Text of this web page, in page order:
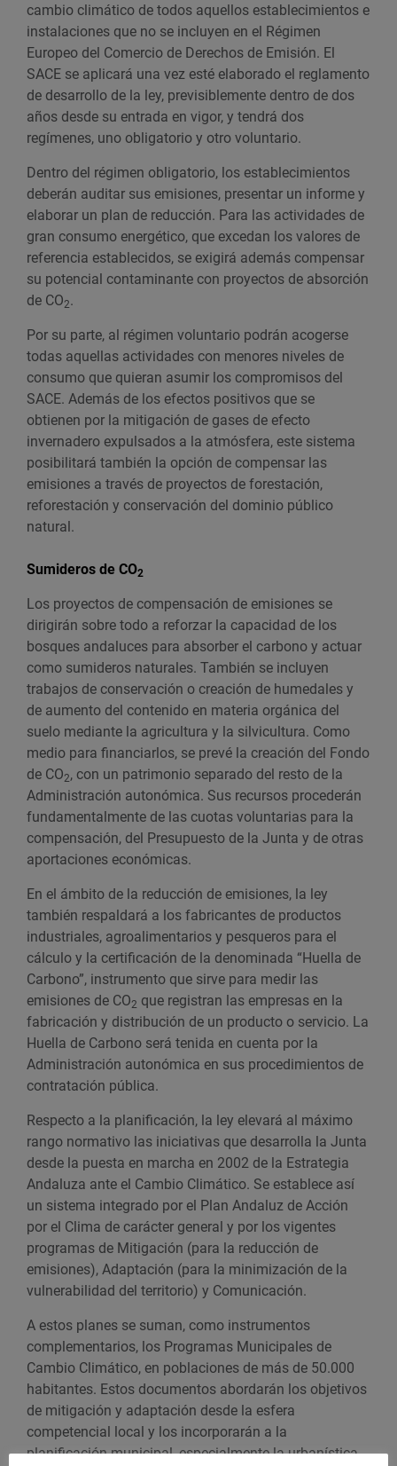
cambio climático de todos aquellos establecimientos e
instalaciones que no se incluyen en el Régimen
Europeo del Comercio de Derechos de Emisión. El
SACE se aplicará una vez esté elaborado el reglamento
de desarrollo de la ley, previsiblemente dentro de dos
años desde su entrada en vigor, y tendrá dos
regímenes, uno obligatorio y otro voluntario.
Dentro del régimen obligatorio, los establecimientos
deberán auditar sus emisiones, presentar un informe y
elaborar un plan de reducción. Para las actividades de
gran consumo energético, que excedan los valores de
referencia establecidos, se exigirá además compensar
su potencial contaminante con proyectos de absorción
de CO2.
Por su parte, al régimen voluntario podrán acogerse
todas aquellas actividades con menores niveles de
consumo que quieran asumir los compromisos del
SACE. Además de los efectos positivos que se
obtienen por la mitigación de gases de efecto
invernadero expulsados a la atmósfera, este sistema
posibilitará también la opción de compensar las
emisiones a través de proyectos de forestación,
reforestación y conservación del dominio público
natural.
Sumideros de CO2
Los proyectos de compensación de emisiones se
dirigirán sobre todo a reforzar la capacidad de los
bosques andaluces para absorber el carbono y actuar
como sumideros naturales. También se incluyen
trabajos de conservación o creación de humedales y
de aumento del contenido en materia orgánica del
suelo mediante la agricultura y la silvicultura. Como
medio para financiarlos, se prevé la creación del Fondo
de CO2, con un patrimonio separado del resto de la
Administración autonómica. Sus recursos procederán
fundamentalmente de las cuotas voluntarias para la
compensación, del Presupuesto de la Junta y de otras
aportaciones económicas.
En el ámbito de la reducción de emisiones, la ley
también respaldará a los fabricantes de productos
industriales, agroalimentarios y pesqueros para el
cálculo y la certificación de la denominada “Huella de
Carbono”, instrumento que sirve para medir las
emisiones de CO2 que registran las empresas en la
fabricación y distribución de un producto o servicio. La
Huella de Carbono será tenida en cuenta por la
Administración autonómica en sus procedimientos de
contratación pública.
Respecto a la planificación, la ley elevará al máximo
rango normativo las iniciativas que desarrolla la Junta
desde la puesta en marcha en 2002 de la Estrategia
Andaluza ante el Cambio Climático. Se establece así
un sistema integrado por el Plan Andaluz de Acción
por el Clima de carácter general y por los vigentes
programas de Mitigación (para la reducción de
emisiones), Adaptación (para la minimización de la
vulnerabilidad del territorio) y Comunicación.
A estos planes se suman, como instrumentos
complementarios, los Programas Municipales de
Cambio Climático, en poblaciones de más de 50.000
habitantes. Estos documentos abordarán los objetivos
de mitigación y adaptación desde la esfera
competencial local y los incorporarán a la
planificación municipal, especialmente la urbanística.